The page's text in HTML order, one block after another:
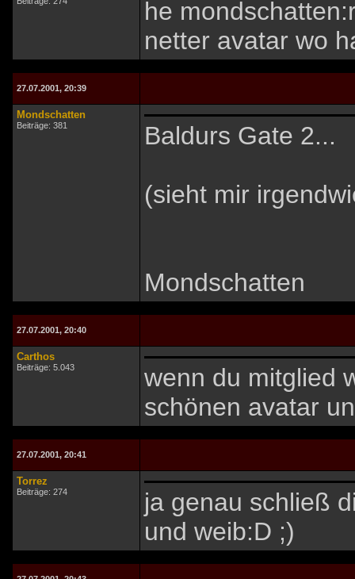
he
netter avatar wo
27.07.2001, 20:39
Mondschatten
Beiträge: 381 Baldurs Gate 2...
(sieht mir
Mondschatten
27.07.2001, 20:40
Carthos
Beiträge: 5.043
wenn du mitglied
schönen avatar
27.07.2001, 20:41
Torrez
Beiträge: 274
ja genau schließ
und weib:D ;)